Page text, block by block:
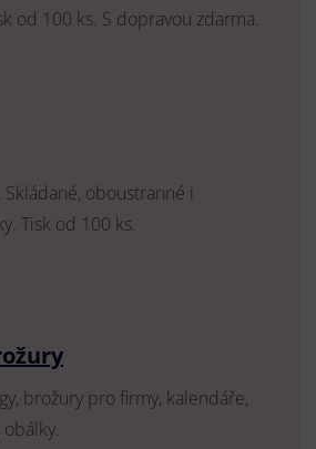
od 100 ks. S dopravou zdarma.
Skládané, oboustranné i
Tisk od 100 ks.
brožury pro firmy, kalendáře,